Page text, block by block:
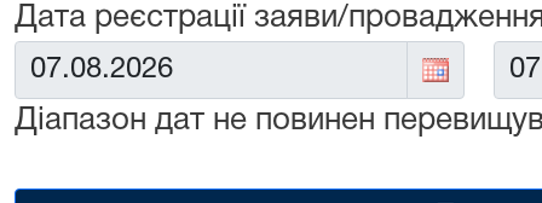
Дата реєстрації заяви/
Від: До:
Діапазон дат не повинен